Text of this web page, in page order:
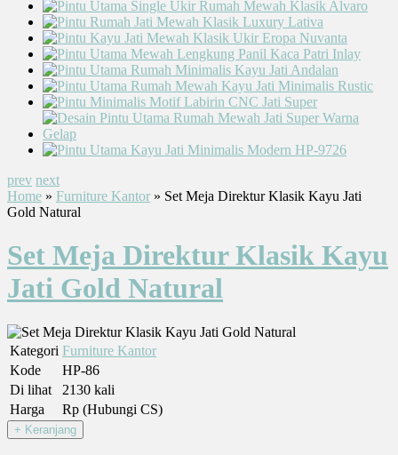
prev next
Home » Furniture Kantor » Set Meja Direktur Klasik Kayu Jati
Gold Natural
Set Meja Direktur Klasik Kayu
Jati Gold Natural
Kategori Furniture Kantor
Kode
HP-86
Di lihat
2130 kali
Harga
Rp (Hubungi CS)